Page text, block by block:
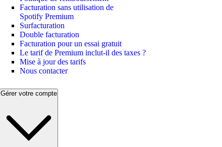
Facturation sans utilisation de
Spotify Premium
Surfacturation
Double facturation
Facturation pour un essai gratuit
Le tarif de Premium inclut-il des taxes ?
Mise à jour des tarifs
Nous contacter
Gérer votre compte